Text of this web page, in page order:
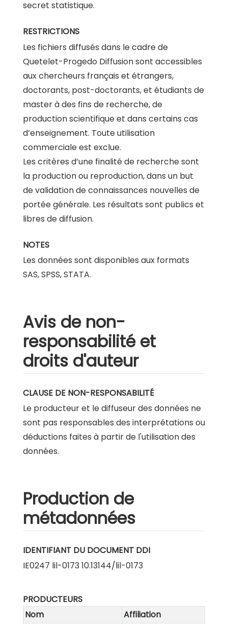
secret statistique.
RESTRICTIONS
Les fichiers diffusés dans le cadre de
Quetelet-Progedo Diffusion sont accessibles
aux chercheurs français et étrangers,
doctorants, post-doctorants, et étudiants de
master à des fins de recherche, de
production scientifique et dans certains cas
d’enseignement. Toute utilisation
commerciale est exclue.
Les critères d’une finalité de recherche sont
la production ou reproduction, dans un but
de validation de connaissances nouvelles de
portée générale. Les résultats sont publics et
libres de diffusion.
NOTES
Les données sont disponibles aux formats
SAS, SPSS, STATA.
Avis de non-
responsabilité et
droits d'auteur
CLAUSE DE NON-RESPONSABILITÉ
Le producteur et le diffuseur des données ne
sont pas responsables des interprétations ou
déductions faites à partir de l'utilisation des
données.
Production de
métadonnées
IDENTIFIANT DU DOCUMENT DDI
IE0247 lil-0173 10.13144/lil-0173
PRODUCTEURS
Nom
Affiliation